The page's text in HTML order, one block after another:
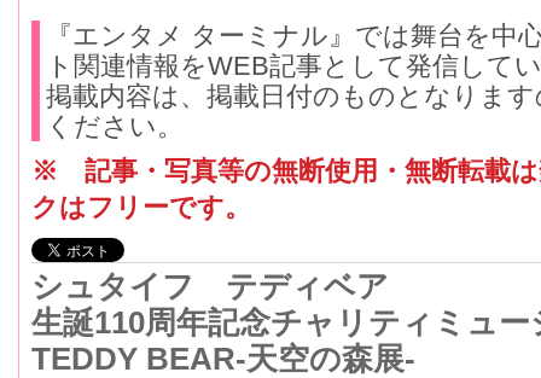
『エンタメ ターミナル』では舞台を中
ト関連情報をWEB記事として発信して
掲載内容は、掲載日付のものとなりま
ください。
※ 記事・写真等の無断使用・無断転載
クはフリーです。
シュタイフ テディベア
生誕110周年記念チャリティミュー
TEDDY BEAR-天空の森展-